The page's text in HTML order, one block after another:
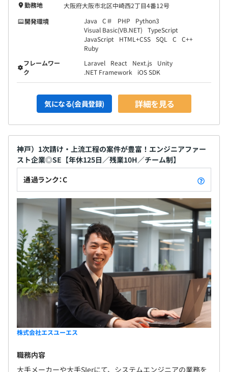
勤務地
大阪府大阪市北区中崎西2丁目4番12号
開発環境
Java C＃ PHP
Python3
Visual Basic(VB.NET)
TypeScript
JavaScript
HTML+CSS SQL C
C++
Ruby
フレームワー
ク
Laravel React Next.js
Unity
.NET Framework
iOS SDK
気になる(会員登録) 詳細を見る
神戸）1次請け・上流工程の案件が豊富！エンジニアファー
スト企業◎SE【年休125日／残業10H／チーム制】
通過ランク：C
株式会社エスユーエス
職務内容
大手メーカーや大手SIerにて、システムエンジニアの業務を